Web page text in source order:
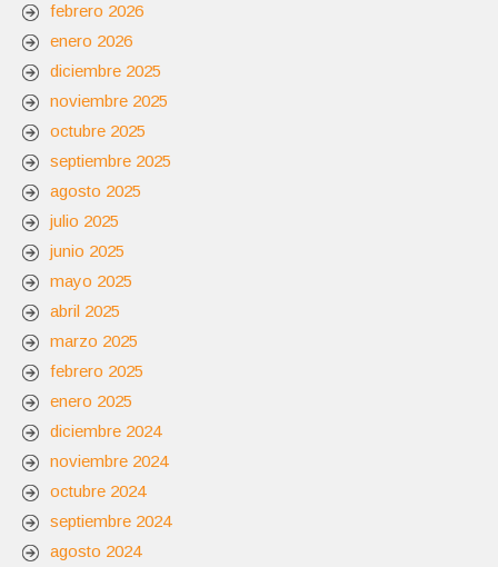
febrero 2026
enero 2026
diciembre 2025
noviembre 2025
octubre 2025
septiembre 2025
agosto 2025
julio 2025
junio 2025
mayo 2025
abril 2025
marzo 2025
febrero 2025
enero 2025
diciembre 2024
noviembre 2024
octubre 2024
septiembre 2024
agosto 2024